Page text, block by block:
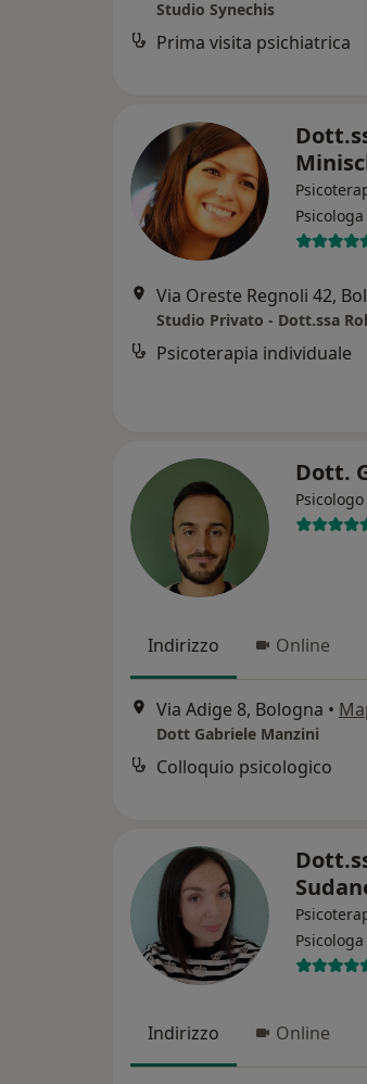
Studio Synechis
Prima visita psichiatrica
Via Oreste Regnoli 42,
Studio Privato - Dott.ssa
Psicoterapia individuale
Dott.
Psicologo
Indirizzo Online
Via Adige 8, Bologna •
Dott Gabriele Manzini
Colloquio psicologico
Indirizzo Online